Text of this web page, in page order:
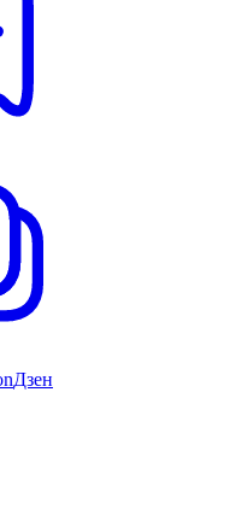
Дзен